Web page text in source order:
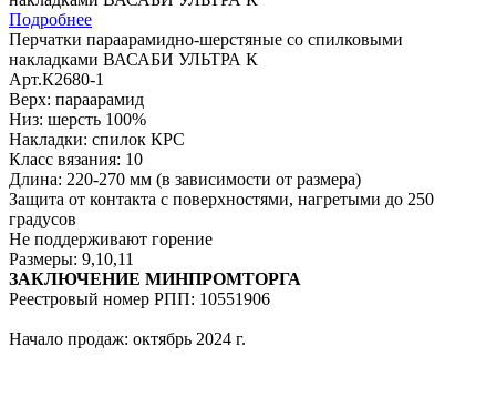
Подробнее
Перчатки параарамидно-шерстяные со спилковыми
накладками ВАСАБИ УЛЬТРА К
Арт.К2680-1
Верх: параарамид
Низ: шерсть 100%
Накладки: спилок КРС
Класс вязания: 10
Длина: 220-270 мм (в зависимости от размера)
Защита от контакта с поверхностями, нагретыми до 250
градусов
Не поддерживают горение
Размеры: 9,10,11
ЗАКЛЮЧЕНИЕ МИНПРОМТОРГА
Реестровый номер РПП: 10551906
Начало продаж: октябрь 2024 г.